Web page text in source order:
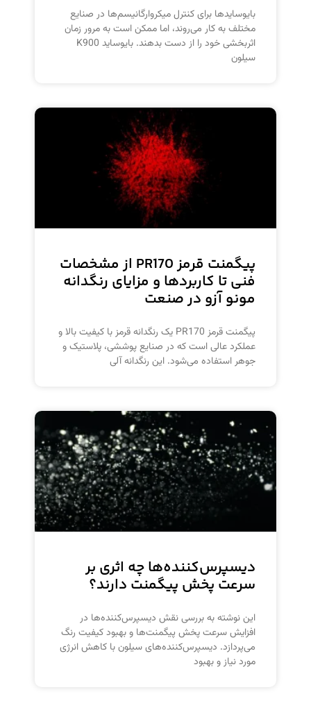
بایوسایدها برای کنترل میکروارگانیسم‌ها در صنایع
مختلف به کار می‌روند، اما ممکن است به مرور زمان
اثربخشی خود را از دست بدهند. بایوساید K900
سیلون
پیگمنت قرمز PR170 از مشخصات
فنی تا کاربردها و مزایای رنگدانه
مونو آزو در صنعت
پیگمنت قرمز PR170 یک رنگدانه قرمز با کیفیت بالا و
عملکرد عالی است که در صنایع پوششی، پلاستیک و
جوهر استفاده می‌شود. این رنگدانه آلی
دیسپرس‌کننده‌ها چه اثری بر
سرعت پخش پیگمنت دارند؟
این نوشته به بررسی نقش دیسپرس‌کننده‌ها در
افزایش سرعت پخش پیگمنت‌ها و بهبود کیفیت رنگ
می‌پردازد. دیسپرس‌کننده‌های سیلون با کاهش انرژی
مورد نیاز و بهبود